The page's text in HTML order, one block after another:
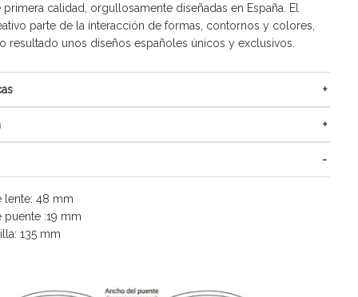
calidad, orgullosamente diseñadas en España. El
parte de la interacción de formas, contornos y colores,
resultado unos diseños españoles únicos y exclusivos.
lente: 48 mm
puente :19 mm
135 mm